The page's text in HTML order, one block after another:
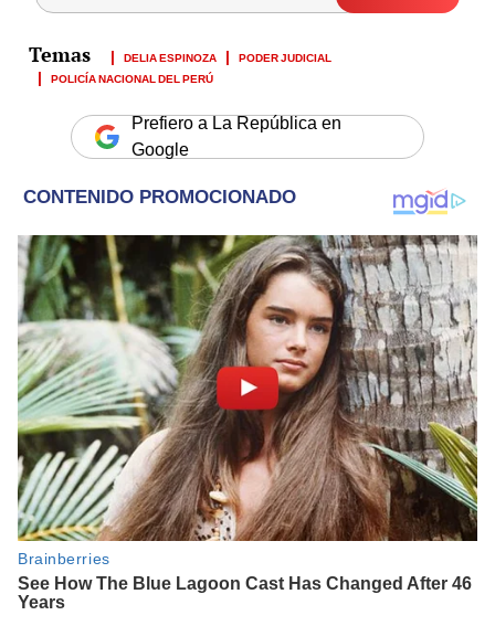
DELIA ESPINOZA
PODER JUDICIAL
POLICÍA NACIONAL DEL PERÚ
Prefiero a La República en
Google